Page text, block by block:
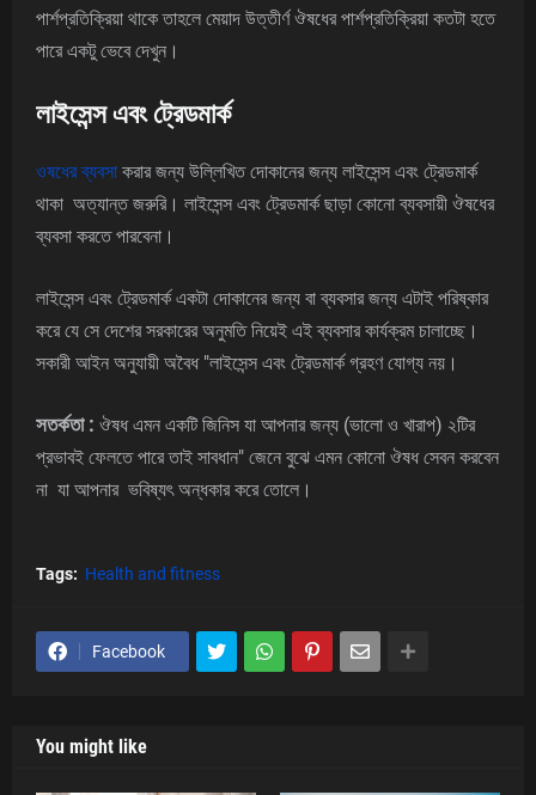
পার্শপ্রতিক্রিয়া থাকে তাহলে মেয়াদ উত্তীর্ণ ঔষধের পার্শপ্রতিক্রিয়া কতটা হতে
পারে একটু ভেবে দেখুন।
লাইসেন্স এবং ট্রেডমার্ক
ওষধের ব্যবসা করার জন্য উল্লিখিত দোকানের জন্য লাইসেন্স এবং ট্রেডমার্ক
থাকা অত্যান্ত জরুরি। লাইসেন্স এবং ট্রেডমার্ক ছাড়া কোনো ব্যবসায়ী ঔষধের
ব্যবসা করতে পারবেনা।
লাইসেন্স এবং ট্রেডমার্ক একটা দোকানের জন্য বা ব্যবসার জন্য এটাই পরিষ্কার
করে যে সে দেশের সরকারের অনুমতি নিয়েই এই ব্যবসার কার্যক্রম চালাচ্ছে।
সকারী আইন অনুযায়ী অবৈধ "লাইসেন্স এবং ট্রেডমার্ক গ্রহণ যোগ্য নয়।
সতর্কতা : ঔষধ এমন একটি জিনিস যা আপনার জন্য (ভালো ও খারাপ) ২টির
প্রভাবই ফেলতে পারে তাই সাবধান" জেনে বুঝে এমন কোনো ঔষধ সেবন করবেন
না যা আপনার ভবিষ্যৎ অন্ধকার করে তোলে।
Tags: Health and fitness
Facebook
You might like